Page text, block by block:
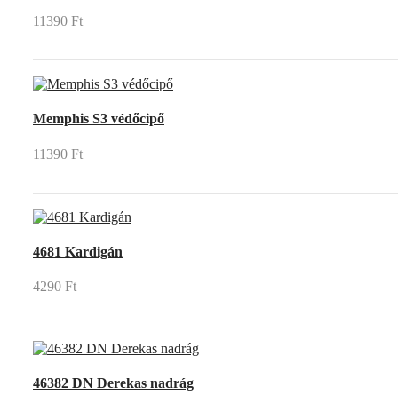
11390 Ft
Memphis S3 védőcipő
11390 Ft
4681 Kardigán
4290 Ft
46382 DN Derekas nadrág